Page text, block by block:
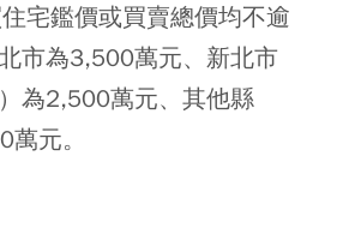
宅鑑價或買賣總價均不逾
市為3,500萬元、新北市
為2,500萬元、其他縣
萬元。